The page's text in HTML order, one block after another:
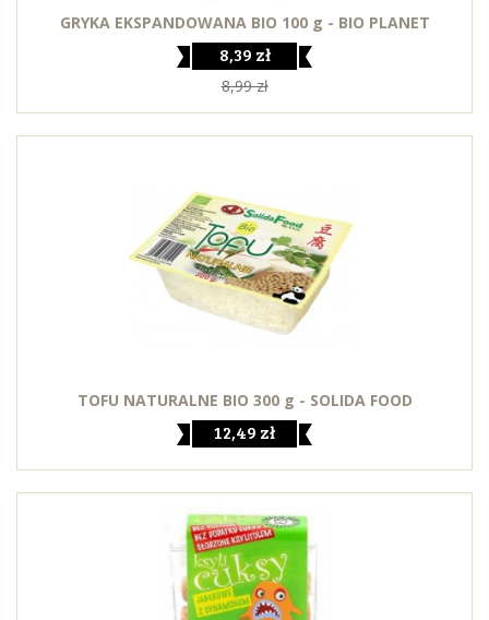
GRYKA EKSPANDOWANA BIO 100 g - BIO PLANET
8,39 zł
8,99 zł
TOFU NATURALNE BIO 300 g - SOLIDA FOOD
12,49 zł